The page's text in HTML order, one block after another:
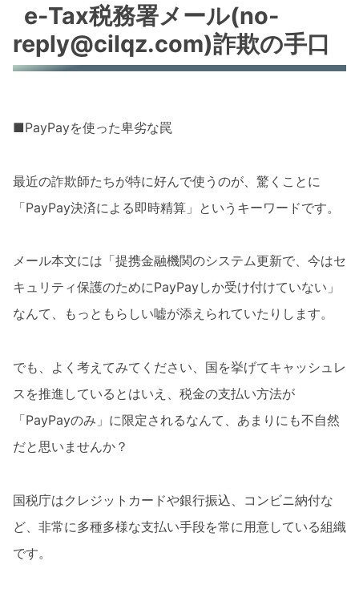
e-Tax税務署メール(no-
reply@cilqz.com)詐欺の手口
■PayPayを使った卑劣な罠
最近の詐欺師たちが特に好んで使うのが、驚くことに
「PayPay決済による即時精算」というキーワードです。
メール本文には「提携金融機関のシステム更新で、今はセ
キュリティ保護のためにPayPayしか受け付けていない」
なんて、もっともらしい嘘が添えられていたりします。
でも、よく考えてみてください、国を挙げてキャッシュレ
スを推進しているとはいえ、税金の支払い方法が
「PayPayのみ」に限定されるなんて、あまりにも不自然
だと思いませんか？
国税庁はクレジットカードや銀行振込、コンビニ納付な
ど、非常に多種多様な支払い手段を常に用意している組織
です。